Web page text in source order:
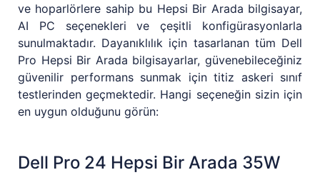
ve hoparlörlere sahip bu Hepsi Bir Arada bilgisayar,
AI PC seçenekleri ve çeşitli konfigürasyonlarla
sunulmaktadır. Dayanıklılık için tasarlanan tüm Dell
Pro Hepsi Bir Arada bilgisayarlar, güvenebileceğiniz
güvenilir performans sunmak için titiz askeri sınıf
testlerinden geçmektedir. Hangi seçeneğin sizin için
en uygun olduğunu görün:
Dell Pro 24 Hepsi Bir Arada 35W